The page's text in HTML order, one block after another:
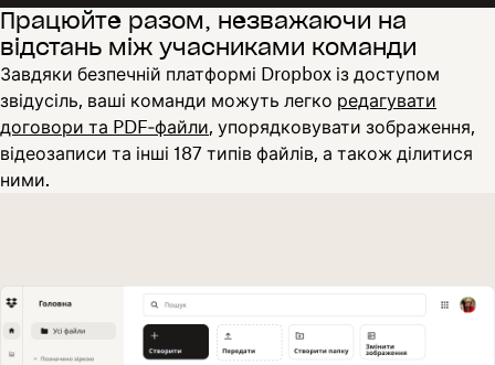
Працюйте разом, незважаючи на
відстань між учасниками команди
Завдяки безпечній платформі Dropbox із доступом
звідусіль, ваші команди можуть легко редагувати
договори та PDF‑файли, упорядковувати зображення,
відеозаписи та інші 187 типів файлів, а також ділитися
ними.